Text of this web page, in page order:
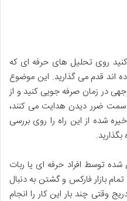
روی تحلیل های حرفه ای که
اند قدم می گذارید. این موضوع
در زمان صرفه جویی کنید و از
سمت ضرر دیدن هدایت می کنند،
شده از این راه را روی بررسی
توسط افراد حرفه ای یا ربات
بازار فارکس و گشتن به دنبال
وقتی چند بار این کار را انجام